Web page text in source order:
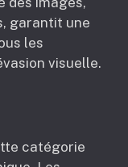
garantit une
les
visuelle.
catégorie